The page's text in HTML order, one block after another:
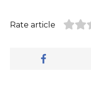
Rate article